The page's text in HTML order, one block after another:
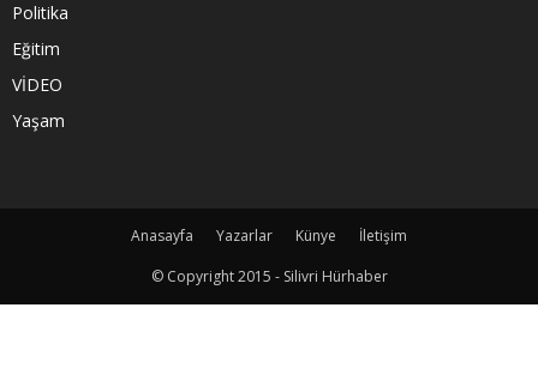
Politika
Eğitim
VİDEO
Yaşam
Anasayfa Yazarlar Künye
İletişim
© Copyright 2015 - Silivri Hürhaber